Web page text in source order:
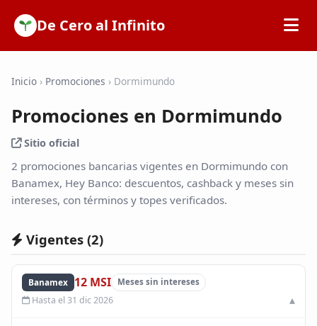
De Cero al Infinito
SOFIPOs
Calculadoras
Tarjetas de Crédito
Promociones
Inicio › Promociones › Dormimundo
Promociones en Dormimundo
Sitio oficial
2 promociones bancarias vigentes en Dormimundo con
Banamex, Hey Banco: descuentos, cashback y meses sin
intereses, con términos y topes verificados.
Vigentes (2)
Banamex 12 MSI Meses sin intereses
Hasta el 31 dic 2026